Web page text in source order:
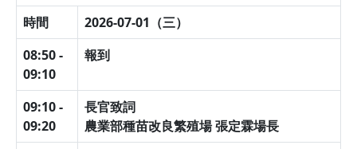
時間
2026-07-01（三）
08:50 -
09:10
報到
09:10 -
09:20
長官致詞
農業部種苗改良繁殖場 張定霖場長